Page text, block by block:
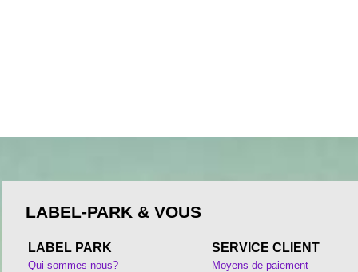
LABEL-PARK & VOUS
LABEL PARK
Qui sommes-nous?
SERVICE CLIENT
Moyens de paiement